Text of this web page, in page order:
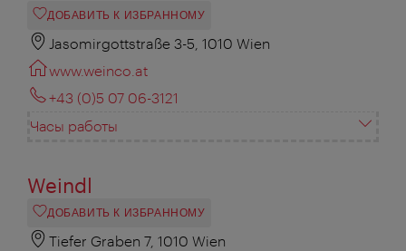
ДОБАВИТЬ К ИЗБРАННОМУ
Jasomirgottstraße 3-5, 1010 Wien
www.weinco.at
+43 (0)5 07 06-3121
Часы работы
Weindl
ДОБАВИТЬ К ИЗБРАННОМУ
Tiefer Graben 7, 1010 Wien